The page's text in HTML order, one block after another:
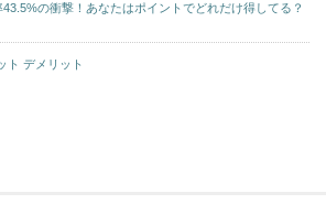
43.5%の衝撃！あなたはポイントでどれだけ得してる？
ト デメリット